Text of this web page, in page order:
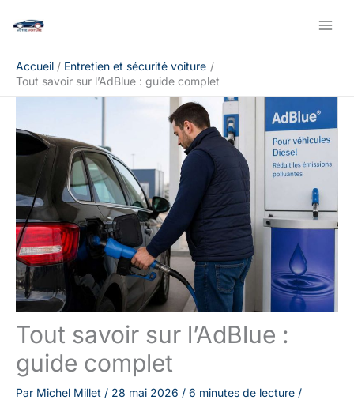
Accueil
Entretien et sécurité voiture
Tout savoir sur l’AdBlue : guide complet
Tout savoir sur l’AdBlue :
guide complet
Par Michel Millet / 28 mai 2026 / 6 minutes de lecture /